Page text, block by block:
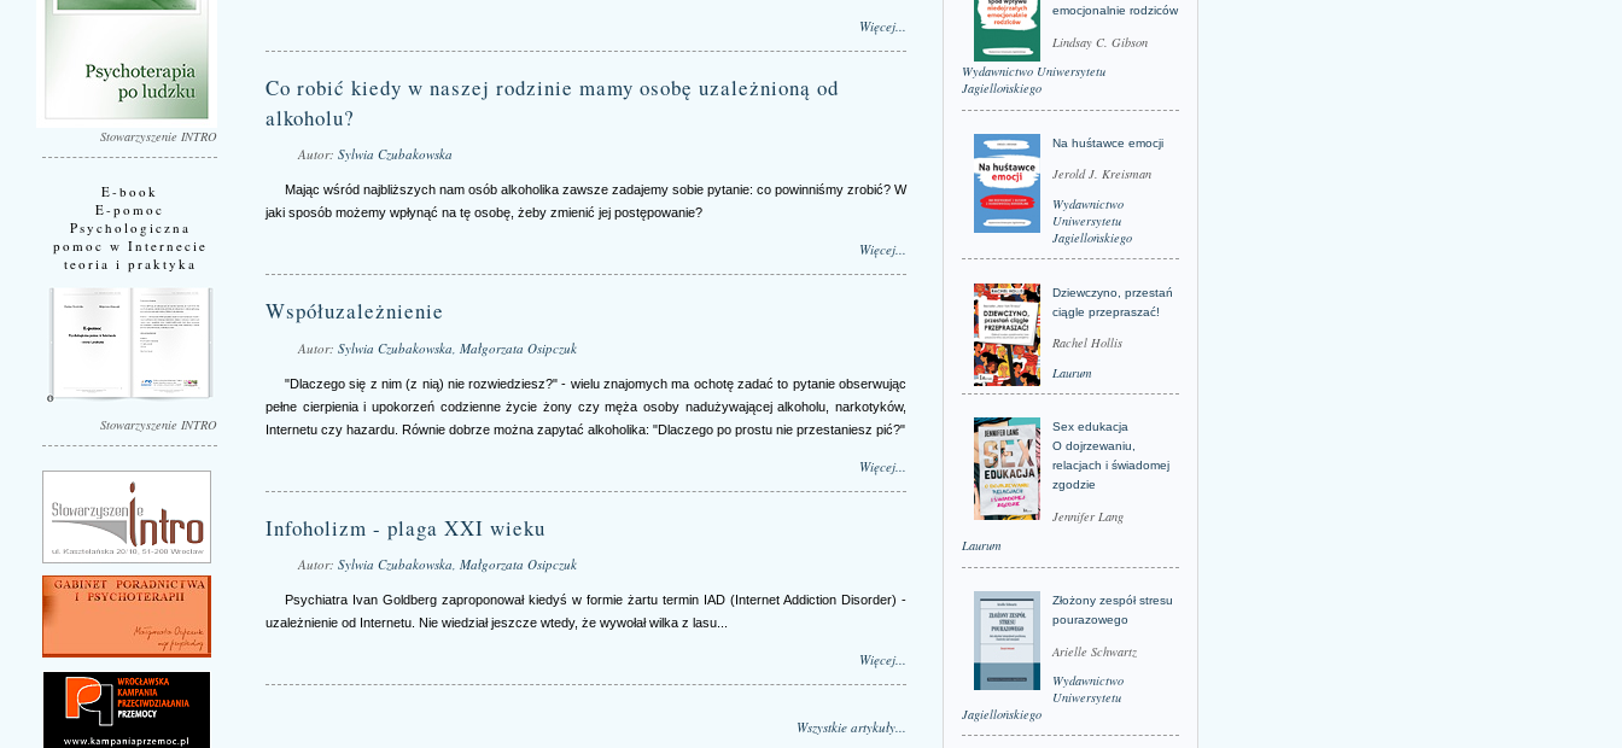
Stowarzyszenie INTRO
E-book
E-pomoc
Psychologiczna
pomoc w Internecie
teoria i praktyka
Stowarzyszenie INTRO
Więcej...
Co robić kiedy w naszej rodzinie mamy osobę uzależnioną od
alkoholu?
Autor: Sylwia Czubakowska
Mając wśród najbliższych nam osób alkoholika zawsze zadajemy sobie pytanie: co powinniśmy zrobić? W
jaki sposób możemy wpłynąć na tę osobę, żeby zmienić jej postępowanie?
Więcej...
Współuzależnienie
Autor: Sylwia Czubakowska, Małgorzata Osipczuk
"Dlaczego się z nim (z nią) nie rozwiedziesz?" - wielu znajomych ma ochotę zadać to pytanie obserwując
pełne cierpienia i upokorzeń codzienne życie żony czy męża osoby nadużywającej alkoholu, narkotyków,
Internetu czy hazardu. Równie dobrze można zapytać alkoholika: "Dlaczego po prostu nie przestaniesz pić?"
Więcej...
Infoholizm - plaga XXI wieku
Autor: Sylwia Czubakowska, Małgorzata Osipczuk
Psychiatra Ivan Goldberg zaproponował kiedyś w formie żartu termin IAD (Internet Addiction Disorder) -
uzależnienie od Internetu. Nie wiedział jeszcze wtedy, że wywołał wilka z lasu...
Więcej...
Wszystkie artykuły...
emocjonalnie rodziców
Lindsay C. Gibson
Wydawnictwo Uniwersytetu
Jagiellońskiego
Na huśtawce emocji
Jerold J. Kreisman
Wydawnictwo
Uniwersytetu
Jagiellońskiego
Dziewczyno, przestań
ciągle przepraszać!
Rachel Hollis
Laurum
Sex edukacja
O dojrzewaniu,
relacjach i świadomej
zgodzie
Jennifer Lang
Laurum
Złożony zespół stresu
pourazowego
Arielle Schwartz
Wydawnictwo
Uniwersytetu
Jagiellońskiego